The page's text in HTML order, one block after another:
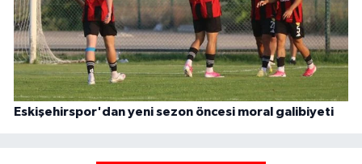
Eskişehirspor'dan yeni sezon öncesi moral galibiyeti